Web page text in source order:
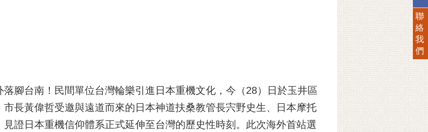
腳台南！民間單位台灣輪樂引進日本重機文化，今（28）日於玉井區
長黃偉哲受邀與遠道而來的日本神道扶桑教管長宍野史生、日本摩托
證日本重機信仰體系正式延伸至台灣的歷史性時刻。此次海外首站選
聯
絡
我
們